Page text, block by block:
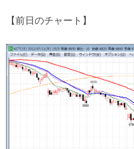
【前日のチャート】